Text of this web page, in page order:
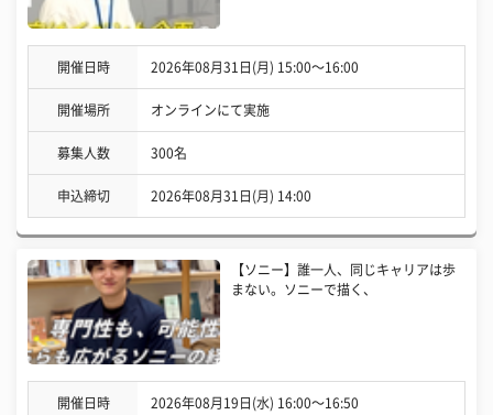
開催日時 2026年08月31日(月) 15:00〜16:00
開催場所 オンラインにて実施
募集人数 300名
申込締切 2026年08月31日(月) 14:00
【ソニー】誰一人、同じキャリアは歩
まない。ソニーで描く、
開催日時 2026年08月19日(水) 16:00〜16:50